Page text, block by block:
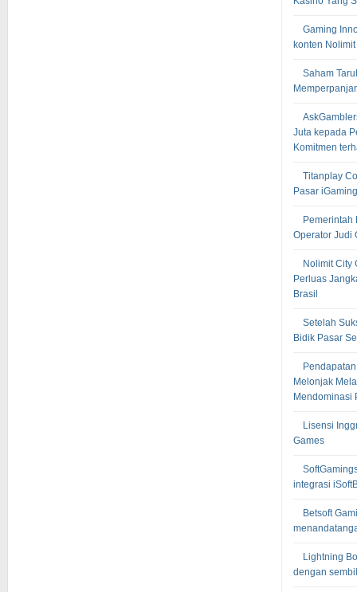
Gaming
konten
Saham
Juta kepada
Komitmen
Titanplay
Pasar
Pemerintah
Operator Judi
Nolimit City
Perluas
Brasil
Setelah
Bidik Pasar
Melonjak
Mendominasi
Lisensi
Games
integrasi
Betsoft
Lightning
dengan